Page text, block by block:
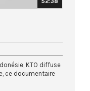
KTO diffuse
ce documentaire